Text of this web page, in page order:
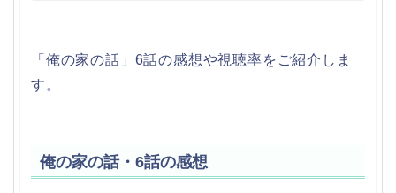
「俺の家の話」6話の感想や視聴率をご紹介しま
す。
俺の家の話・6話の感想